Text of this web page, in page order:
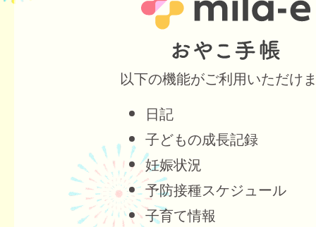
以下の機能がご利用いただけ
日記
子どもの成長記録
妊娠状況
予防接種スケジュール
子育て情報